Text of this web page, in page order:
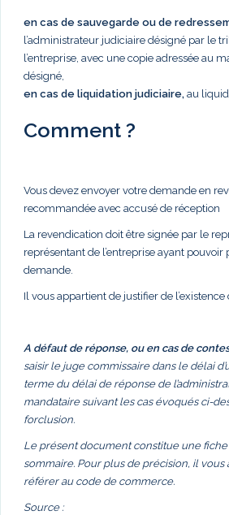
en cas de sauvegarde ou de
l’administrateur judiciaire désigné par le
l’entreprise, avec une copie adressée au
désigné,
en cas de liquidation judiciaire, au
Comment ?
Vous devez envoyer votre demande en
recommandée avec accusé de réception
La revendication doit être signée par le
représentant de l’entreprise ayant pouvoir
demande.
Il vous appartient de justifier de
A défaut de réponse, ou en cas de
saisir le juge commissaire dans le délai
terme du délai de réponse de
mandataire suivant les cas évoqués ci-
forclusion.
Le présent document constitue une
sommaire. Pour plus de précision, il vous
référer au code de commerce.
Source :